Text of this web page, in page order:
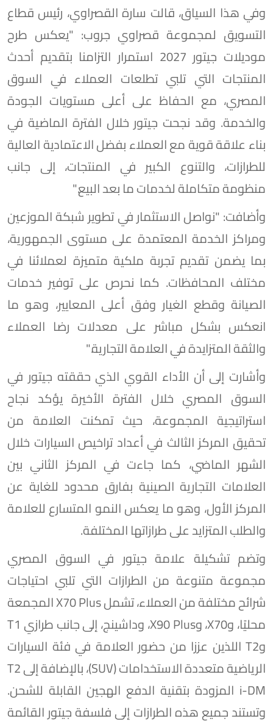
وفي هذا السياق، قالت سارة القصراوي، رئيس قطاع
التسويق لمجموعة قصراوي جروب: "يعكس طرح
موديلات جيتور 2027 استمرار التزامنا بتقديم أحدث
المنتجات التي تلبي تطلعات العملاء في السوق
المصري، مع الحفاظ على أعلى مستويات الجودة
والخدمة. وقد نجحت جيتور خلال الفترة الماضية في
بناء علاقة قوية مع العملاء بفضل الاعتمادية العالية
للطرازات، والتنوع الكبير في المنتجات، إلى جانب
منظومة متكاملة لخدمات ما بعد البيع."
وأضافت: "نواصل الاستثمار في تطوير شبكة الموزعين
ومراكز الخدمة المعتمدة على مستوى الجمهورية،
بما يضمن تقديم تجربة ملكية متميزة لعملائنا في
مختلف المحافظات. كما نحرص على توفير خدمات
الصيانة وقطع الغيار وفق أعلى المعايير، وهو ما
انعكس بشكل مباشر على معدلات رضا العملاء
والثقة المتزايدة في العلامة التجارية."
وأشارت إلى أن الأداء القوي الذي حققته جيتور في
السوق المصري خلال الفترة الأخيرة يؤكد نجاح
استراتيجية المجموعة، حيث تمكنت العلامة من
تحقيق المركز الثالث في أعداد تراخيص السيارات خلال
الشهر الماضي، كما جاءت في المركز الثاني بين
العلامات التجارية الصينية بفارق محدود للغاية عن
المركز الأول، وهو ما يعكس النمو المتسارع للعلامة
والطلب المتزايد على طرازاتها المختلفة.
وتضم تشكيلة علامة جيتور في السوق المصري
مجموعة متنوعة من الطرازات التي تلبي احتياجات
شرائح مختلفة من العملاء، تشمل X70 Plus المجمعة
محليًا، وX70، وX90 Plus، وداشينج، إلى جانب طرازي T1
وT2 اللذين عززا من حضور العلامة في فئة السيارات
الرياضية متعددة الاستخدامات (SUV)، بالإضافة إلى T2
i-DM المزودة بتقنية الدفع الهجين القابلة للشحن.
وتستند جميع هذه الطرازات إلى فلسفة جيتور القائمة